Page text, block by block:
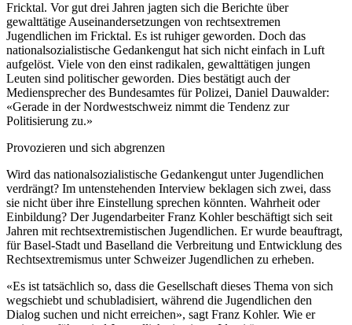
Fricktal. Vor gut drei Jahren jagten sich die Berichte über
gewalttätige Auseinandersetzungen von rechtsextremen
Jugendlichen im Fricktal. Es ist ruhiger geworden. Doch das
nationalsozialistische Gedankengut hat sich nicht einfach in Luft
aufgelöst. Viele von den einst radikalen, gewalttätigen jungen
Leuten sind politischer geworden. Dies bestätigt auch der
Mediensprecher des Bundesamtes für Polizei, Daniel Dauwalder:
«Gerade in der Nordwestschweiz nimmt die Tendenz zur
Politisierung zu.»
Provozieren und sich abgrenzen
Wird das nationalsozialistische Gedankengut unter Jugendlichen
verdrängt? Im untenstehenden Interview beklagen sich zwei, dass
sie nicht über ihre Einstellung sprechen könnten. Wahrheit oder
Einbildung? Der Jugendarbeiter Franz Kohler beschäftigt sich seit
Jahren mit rechtsextremistischen Jugendlichen. Er wurde beauftragt,
für Basel-Stadt und Baselland die Verbreitung und Entwicklung des
Rechtsextremismus unter Schweizer Jugendlichen zu erheben.
«Es ist tatsächlich so, dass die Gesellschaft dieses Thema von sich
wegschiebt und schubladisiert, während die Jugendlichen den
Dialog suchen und nicht erreichen», sagt Franz Kohler. Wie er